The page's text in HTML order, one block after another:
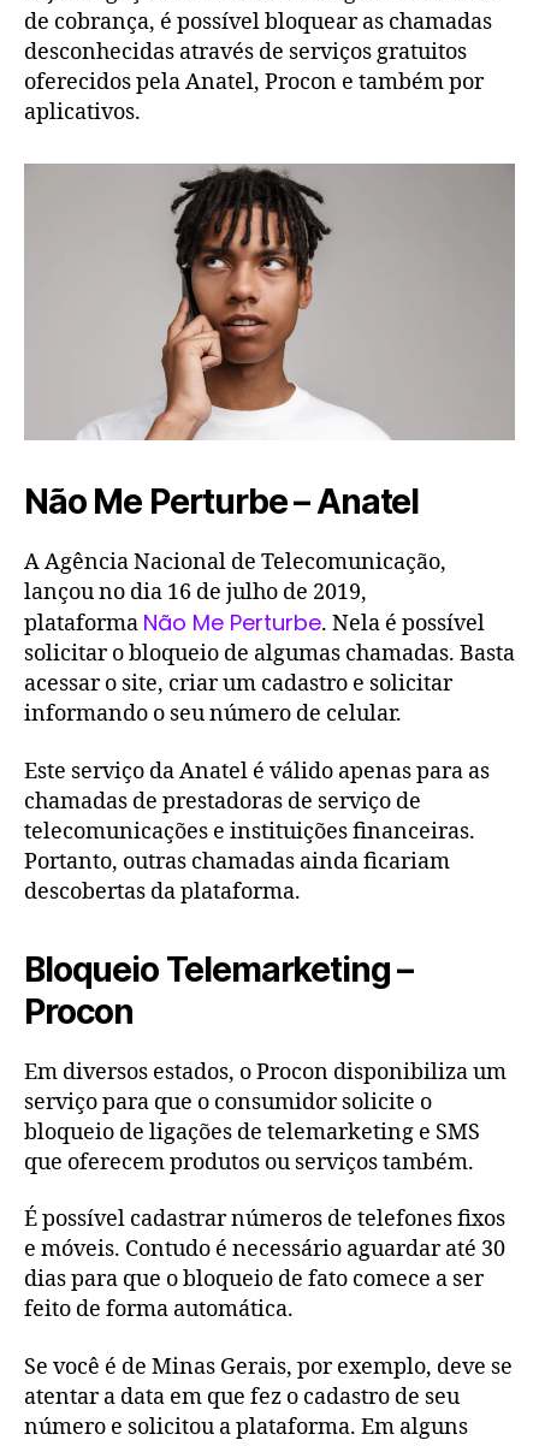
de cobrança, é possível bloquear as chamadas
desconhecidas através de serviços gratuitos
oferecidos pela Anatel, Procon e também por
aplicativos.
Não Me Perturbe – Anatel
A Agência Nacional de Telecomunicação,
lançou no dia 16 de julho de 2019,
plataforma Não Me Perturbe. Nela é possível
solicitar o bloqueio de algumas chamadas. Basta
acessar o site, criar um cadastro e solicitar
informando o seu número de celular.
Este serviço da Anatel é válido apenas para as
chamadas de prestadoras de serviço de
telecomunicações e instituições financeiras.
Portanto, outras chamadas ainda ficariam
descobertas da plataforma.
Bloqueio Telemarketing –
Procon
Em diversos estados, o Procon disponibiliza um
serviço para que o consumidor solicite o
bloqueio de ligações de telemarketing e SMS
que oferecem produtos ou serviços também.
É possível cadastrar números de telefones fixos
e móveis. Contudo é necessário aguardar até 30
dias para que o bloqueio de fato comece a ser
feito de forma automática.
Se você é de Minas Gerais, por exemplo, deve se
atentar a data em que fez o cadastro de seu
número e solicitou a plataforma. Em alguns